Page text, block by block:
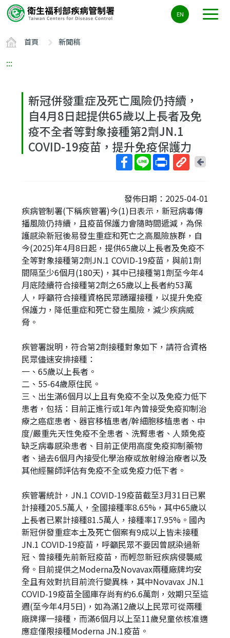
要
容
ALT+C
EN
首頁 新聞稿
:::
新冠併發重症及死亡風險仍持續，
自4月8日起提供65歲以上長者及免
疫不全者等對象接種第2劑JN.1
COVID-19疫苗，提升免疫保護力
短
網
址
回
頁
發佈日期：2025-04-01
疾病管制署(下稱疾管署)今(1)日表示，新冠病毒傳
播風險仍持續，且疫苗保護力會隨時間遞減，為保
護感染新冠後易發生重症和死亡之高風險族群，自
今(2025)年4月8日起，提供65歲以上長者及免疫不
全等對象接種第2劑JN.1 COVID-19疫苗，與前1劑
間隔至少6個月(180天)，其中已接種第1劑至今年4
月底陸續符合接種第2劑之65歲以上長者約53萬
人，呼籲符合接種資格民眾踴躍接種，以提升免疫
保護力，降低重症和死亡發生風險，減少疾病威
脅。
疾管署說明，符合第2劑接種對象如下，請符合資格
民眾儘速安排接種：
一、65歲以上長者。
二、55-64歲原住民。
三、出生滿6個月以上且有免疫不全以及免疫力低下
患者，包括：目前正進行或1年內曾接受免疫抑制治
療之癌症患者、器官移植患者/幹細胞移植患者、中
度/嚴重先天性免疫不全患者、洗腎患者、人類免疫
缺乏病毒感染患者、目前正使用高度免疫抑制藥物
者、過去6個月內接受化學治療或放射線治療者以及
其他經醫師評估有免疫不全或免疫力低下者。
疾管署統計，JN.1 COVID-19疫苗截至3月31日已累
計接種205.5萬人，全國接種率8.65%，其中65歲以
上長者已累計接種81.5萬人，接種率17.95%。國內
新冠併發重症本土及死亡個案有9成以上皆未接種
JN.1 COVID-19疫苗，呼籲民眾不要因曾感染過新
冠、曾接種先前新冠疫苗，而輕忽新冠疾病侵襲威
脅。目前提供之Moderna及Novavax兩種廠牌均安
全且有效對抗目前流行變異株，其中Novavax JN.1
COVID-19疫苗全國庫存尚有約6.6萬劑，效期只至這
週(至今年4月5日)，如為滿12歲以上民眾可從兩種
廠牌擇一接種，而滿6個月以上至11歲兒童依核准適
應症僅限接種Moderna JN.1疫苗。